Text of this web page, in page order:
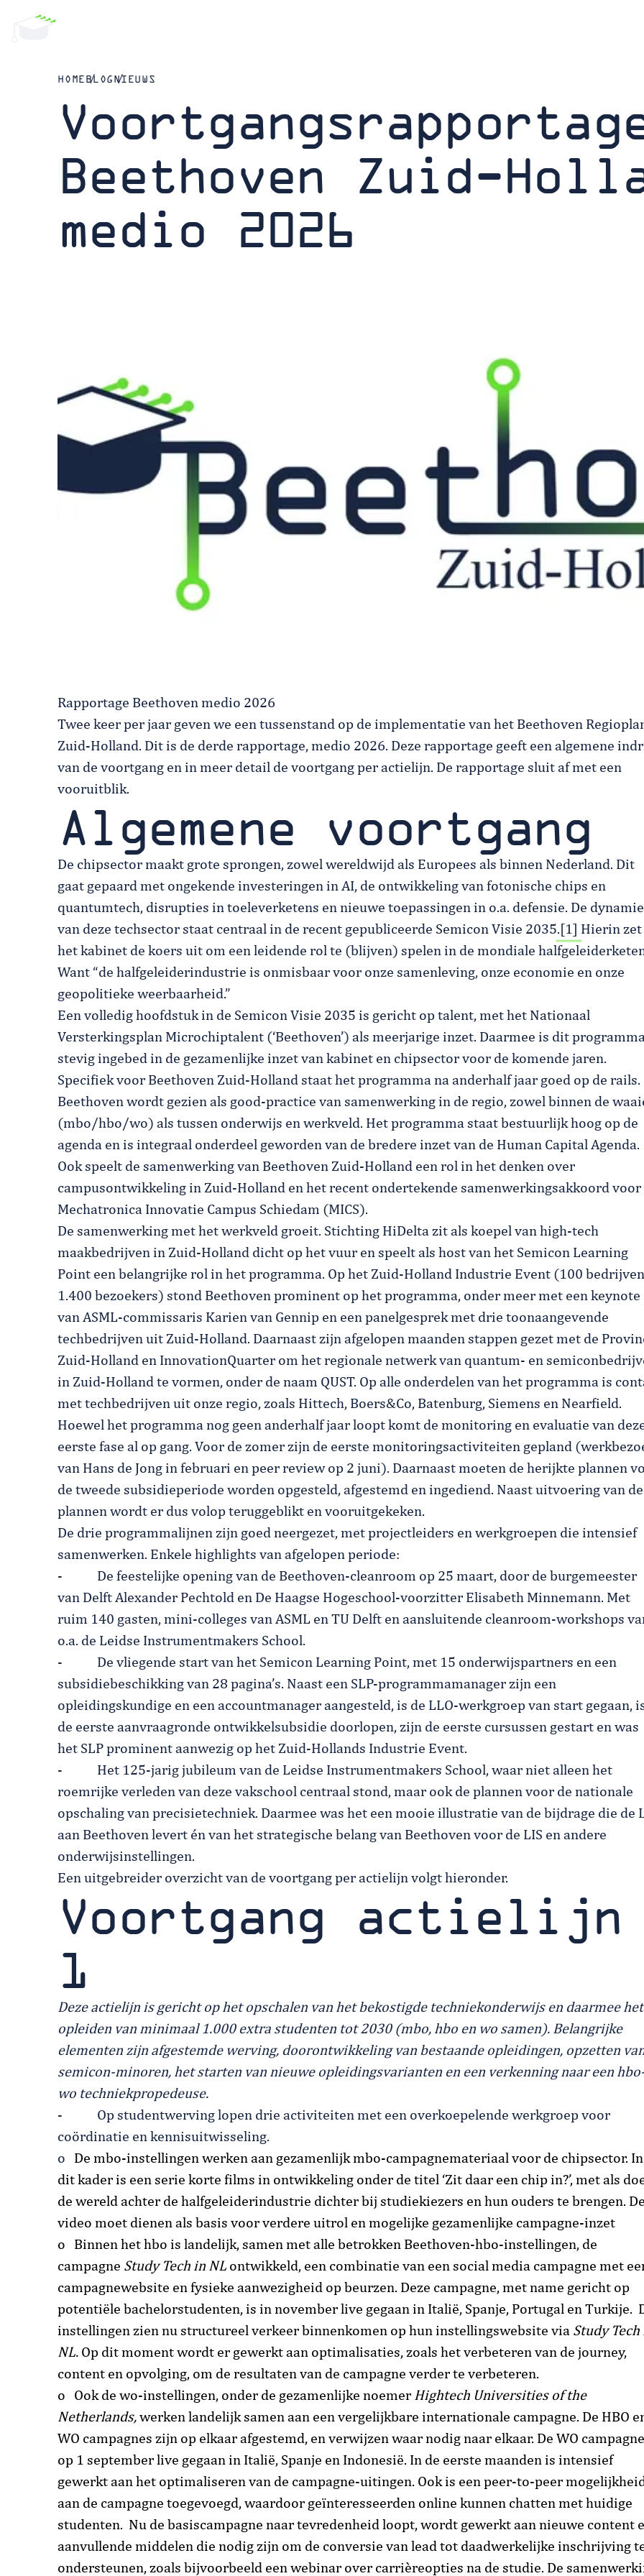
HOMEBLOGNIEUWS
Beethoven Zuid-
medio 2026
Rapportage Beethoven medio 2026
Twee keer per jaar geven we een tussenstand op de implementatie van het Beethoven
Zuid-Holland. Dit is de derde rapportage, medio 2026. Deze rapportage geeft een algemene
van de voortgang en in meer detail de voortgang per actielijn. De rapportage sluit af met een
vooruitblik.
Algemene voortgang
De chipsector maakt grote sprongen, zowel wereldwijd als Europees als binnen Nederland. Dit
gaat gepaard met ongekende investeringen in AI, de ontwikkeling van fotonische chips en
quantumtech, disrupties in toeleverketens en nieuwe toepassingen in o.a. defensie. De
van deze techsector staat centraal in de recent gepubliceerde Semicon Visie 2035. [1] Hierin zet
het kabinet de koers uit om een leidende rol te (blijven) spelen in de mondiale
Want “de halfgeleiderindustrie is onmisbaar voor onze samenleving, onze economie en onze
geopolitieke weerbaarheid.”
Een volledig hoofdstuk in de Semicon Visie 2035 is gericht op talent, met het Nationaal
Versterkingsplan Microchiptalent (‘Beethoven’) als meerjarige inzet. Daarmee is dit programma
stevig ingebed in de gezamenlijke inzet van kabinet en chipsector voor de komende jaren.
Specifiek voor Beethoven Zuid-Holland staat het programma na anderhalf jaar goed op de rails.
Beethoven wordt gezien als good-practice van samenwerking in de regio, zowel binnen de
(mbo/hbo/wo) als tussen onderwijs en werkveld. Het programma staat bestuurlijk hoog op de
agenda en is integraal onderdeel geworden van de bredere inzet van de Human Capital Agenda.
Ook speelt de samenwerking van Beethoven Zuid-Holland een rol in het denken over
campusontwikkeling in Zuid-Holland en het recent ondertekende samenwerkingsakkoord voor
Mechatronica Innovatie Campus Schiedam (MICS).
De samenwerking met het werkveld groeit. Stichting HiDelta zit als koepel van high-tech
maakbedrijven in Zuid-Holland dicht op het vuur en speelt als host van het Semicon Learning
Point een belangrijke rol in het programma. Op het Zuid-Holland Industrie Event (100
1.400 bezoekers) stond Beethoven prominent op het programma, onder meer met een keynote
van ASML-commissaris Karien van Gennip en een panelgesprek met drie toonaangevende
techbedrijven uit Zuid-Holland. Daarnaast zijn afgelopen maanden stappen gezet met de
Zuid-Holland en InnovationQuarter om het regionale netwerk van quantum- en
in Zuid-Holland te vormen, onder de naam QUST. Op alle onderdelen van het programma is
met techbedrijven uit onze regio, zoals Hittech, Boers&Co, Batenburg, Siemens en Nearfield.
Hoewel het programma nog geen anderhalf jaar loopt komt de monitoring en evaluatie van
eerste fase al op gang. Voor de zomer zijn de eerste monitoringsactiviteiten gepland
van Hans de Jong in februari en peer review op 2 juni). Daarnaast moeten de herijkte plannen
de tweede subsidieperiode worden opgesteld, afgestemd en ingediend. Naast uitvoering van de
plannen wordt er dus volop teruggeblikt en vooruitgekeken.
De drie programmalijnen zijn goed neergezet, met projectleiders en werkgroepen die intensief
samenwerken. Enkele highlights van afgelopen periode:
- De feestelijke opening van de Beethoven-cleanroom op 25 maart, door de burgemeester
van Delft Alexander Pechtold en De Haagse Hogeschool-voorzitter Elisabeth Minnemann. Met
ruim 140 gasten, mini-colleges van ASML en TU Delft en aansluitende cleanroom-workshops
o.a. de Leidse Instrumentmakers School.
- De vliegende start van het Semicon Learning Point, met 15 onderwijspartners en een
subsidiebeschikking van 28 pagina’s. Naast een SLP-programmamanager zijn een
opleidingskundige en een accountmanager aangesteld, is de LLO-werkgroep van start gegaan,
de eerste aanvraagronde ontwikkelsubsidie doorlopen, zijn de eerste cursussen gestart en was
het SLP prominent aanwezig op het Zuid-Hollands Industrie Event.
- Het 125-jarig jubileum van de Leidse Instrumentmakers School, waar niet alleen het
roemrijke verleden van deze vakschool centraal stond, maar ook de plannen voor de nationale
opschaling van precisietechniek. Daarmee was het een mooie illustratie van de bijdrage die de
aan Beethoven levert én van het strategische belang van Beethoven voor de LIS en andere
onderwijsinstellingen.
Een uitgebreider overzicht van de voortgang per actielijn volgt hieronder.
Voortgang actielijn
1
Deze actielijn is gericht op het opschalen van het bekostigde techniekonderwijs en daarmee het
opleiden van minimaal 1.000 extra studenten tot 2030 (mbo, hbo en wo samen). Belangrijke
elementen zijn afgestemde werving, doorontwikkeling van bestaande opleidingen, opzetten
semicon-minoren, het starten van nieuwe opleidingsvarianten en een verkenning naar een
wo techniekpropedeuse.
- Op studentwerving lopen drie activiteiten met een overkoepelende werkgroep voor
coördinatie en kennisuitwisseling.
o De mbo-instellingen werken aan gezamenlijk mbo-campagnemateriaal voor de chipsector. In
dit kader is een serie korte films in ontwikkeling onder de titel ‘Zit daar een chip in?’, met als
de wereld achter de halfgeleiderindustrie dichter bij studiekiezers en hun ouders te brengen.
video moet dienen als basis voor verdere uitrol en mogelijke gezamenlijke campagne-inzet
o Binnen het hbo is landelijk, samen met alle betrokken Beethoven-hbo-instellingen, de
campagne Study Tech in NL ontwikkeld, een combinatie van een social media campagne met
campagnewebsite en fysieke aanwezigheid op beurzen. Deze campagne, met name gericht op
potentiële bachelorstudenten, is in november live gegaan in Italië, Spanje, Portugal en Turkije.
instellingen zien nu structureel verkeer binnenkomen op hun instellingswebsite via Study Tech
NL. Op dit moment wordt er gewerkt aan optimalisaties, zoals het verbeteren van de journey,
content en opvolging, om de resultaten van de campagne verder te verbeteren.
o Ook de wo-instellingen, onder de gezamenlijke noemer Hightech Universities of the
Netherlands, werken landelijk samen aan een vergelijkbare internationale campagne. De HBO
WO campagnes zijn op elkaar afgestemd, en verwijzen waar nodig naar elkaar. De WO
op 1 september live gegaan in Italië, Spanje en Indonesië. In de eerste maanden is intensief
gewerkt aan het optimaliseren van de campagne-uitingen. Ook is een peer-to-peer
aan de campagne toegevoegd, waardoor geïnteresseerden online kunnen chatten met huidige
studenten. Nu de basiscampagne naar tevredenheid loopt, wordt gewerkt aan nieuwe content
aanvullende middelen die nodig zijn om de conversie van lead tot daadwerkelijke inschrijving
ondersteunen, zoals bijvoorbeeld een webinar over carrièreopties na de studie. De